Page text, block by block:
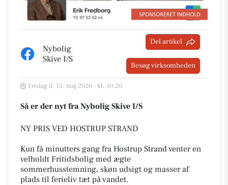
Nybolig
Skive I/S
Del artikel
Besøg virksomheden
Fredag d. 15. maj 2026 - kl. 10:20
Så er der nyt fra Nybolig Skive I/S
NY PRIS VED HOSTRUP STRAND
Kun få minutters gang fra Hostrup Strand venter en
velholdt Fritidsbolig med ægte
sommerhusstemning, skøn udsigt og masser af
plads til ferieliv tæt på vandet.